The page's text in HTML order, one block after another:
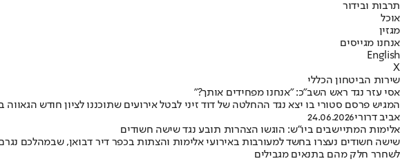
תרבות ובידור
אוכל
מגזין
אנחנו מגייסים
English
X
שירות הביטחון הכללי
אסי עזר נגד ראש השב"כ: "אנחנו מפחידים אותך?"
המגיש פרסם סטורי בו יצא נגד ההחלטה של דוד זיני לבטל אירועים שתוכננו לציון חודש
אביב דרורי24.06.2026
אלימות המתיישבים ביו"ש: הוגשו הצהרות תובע נגד שישה חשודים
שישה חשודים נעצרו בחשד למעורבות באירועי אלימות והצתות בכפר דיר דבואן, שבמהלכם
לשחרר חלק מהם בתנאים מגבילים